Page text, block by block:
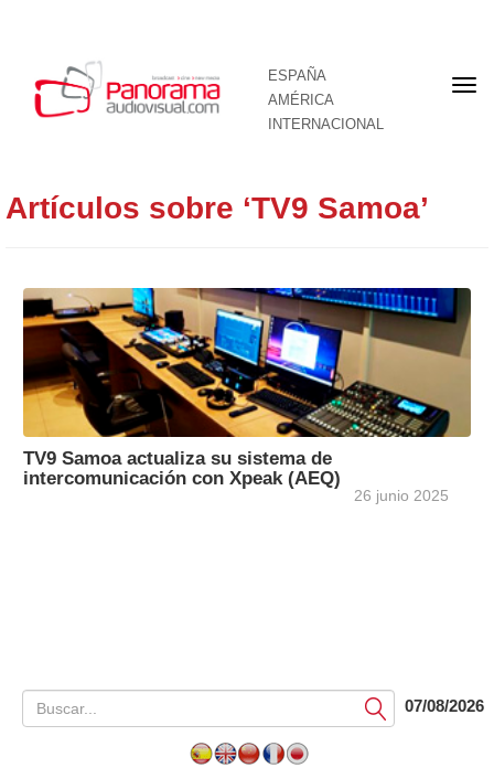
ESPAÑA
AMÉRICA
INTERNACIONAL
Artículos sobre ‘TV9 Samoa’
TV9 Samoa actualiza su sistema de
intercomunicación con Xpeak (AEQ)
26 junio 2025
Submit07/08/2026